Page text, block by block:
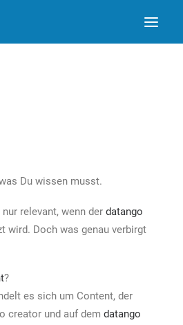
Du wissen musst.
relevant, wenn der datango
wird. Doch was genau verbirgt
?
es sich um Content, der
creator und auf dem datango